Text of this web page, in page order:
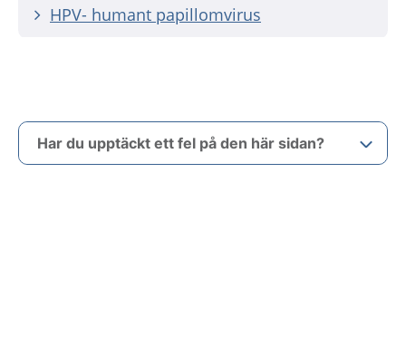
HPV- humant papillomvirus
Har du upptäckt ett fel på den här sidan?